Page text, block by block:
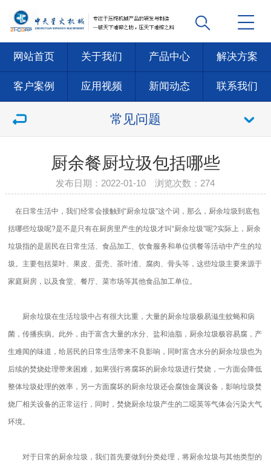
网站首页 关于我们 产品中心 解决方案
客户案例 应用视频 新闻动态 联系我们
常见问题
厨余餐厨垃圾包括哪些
发布日期：2022-01-10 浏览次数： 274
在日常生活中，我们经常会接触到“厨余垃圾”这个词，那么，厨余垃圾到底包
括哪些垃圾呢?是不是只有在厨房里产生的垃圾才叫“厨余垃圾”呢?实际上，厨余
垃圾指的是居民在日常生活、食品加工、饮食服务和单位供餐等活动中产生的垃
圾。主要包括菜叶、果皮、蛋壳、茶叶渣、腐肉、骨头等，这些垃圾主要来源于
家庭厨房，以及食堂、餐厅、菜市场等其他食品加工单位。
厨余垃圾在生活垃圾中占有很大比重，大量的厨余垃圾极易滋生蚊蝇和病
菌，传播疾病。此外，由于富含大量的水分、盐和油脂，厨余垃圾极容易腐，产
生难闻的味道，给居民的日常生活带来不良影响，同时富含水分的厨余垃圾也为
后续的焚烧处理带来困难，如果强行将腐坏的厨余垃圾进行焚烧，一方面会降低
整体垃圾处理的效率，另一方面腐坏的厨余垃圾还会腐蚀金属设备，影响垃圾焚
烧厂相关设备的正常运行，同时，焚烧厨余垃圾产生的二噁英等气体会污染大气
环境。
对于日常的厨余垃圾，我们首先要做到分类处理，将厨余垃圾与其他类型的